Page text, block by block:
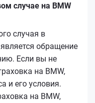
случае на BMW
случая в
обращение
Если вы не
на BMW,
и его условия.
на BMW,